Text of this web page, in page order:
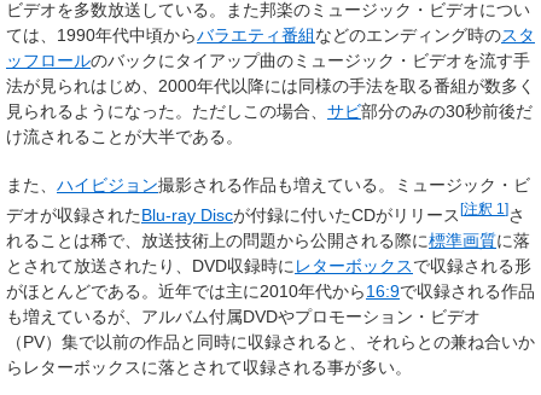
ビデオを多数放送している。また邦楽のミュージック・ビデオについ
ては、1990年代中頃からバラエティ番組などのエンディング時のスタ
ッフロールのバックにタイアップ曲のミュージック・ビデオを流す手
法が見られはじめ、2000年代以降には同様の手法を取る番組が数多く
見られるようになった。ただしこの場合、 サビ部分のみの30秒前後だ
け流されることが大半である。
また、 ハイビジョン撮影される作品も増えている。ミュージック・ビ
デオが収録されたBlu-ray Discが付録に付いたCDがリリース[注釈 1 ]さ
れることは稀で、放送技術上の問題から公開される際に標準画質に落
とされて放送されたり、DVD収録時に レターボックスで収録される形
がほとんどである。近年では主に2010年代から16:9で収録される作品
も増えているが、アルバム付属DVDやプロモーション・ビデオ
（PV）集で以前の作品と同時に収録されると、それらとの兼ね合いか
らレターボックスに落とされて収録される事が多い。